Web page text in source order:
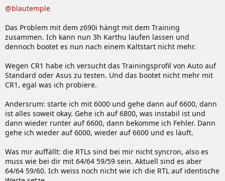
@blautemple
Das Problem mit dem z690i hängt mit dem Training
zusammen. Ich kann nun 3h Karthu laufen lassen und
dennoch bootet es nun nach einem Kaltstart nicht mehr.
Wegen CR1 habe ich versucht das Trainingsprofil von Auto auf
Standard oder Asus zu testen. Und das bootet nicht mehr mit
CR1, egal was ich probiere.
Andersrum: starte ich mit 6000 und gehe dann auf 6600, dann
ist alles soweit okay. Gehe ich auf 6800, was instabil ist und
dann wieder runter auf 6600, dann bekomme ich Fehler. Dann
gehe ich wieder auf 6000, wieder auf 6600 und es läuft.
Was mir auffällt: die RTLs sind bei mir nicht syncron, also es
muss wie bei dir mit 64/64 59/59 sein. Aktuell sind es aber
64/64 59/60. Ich weiss noch nicht wie ich die RTL auf identische